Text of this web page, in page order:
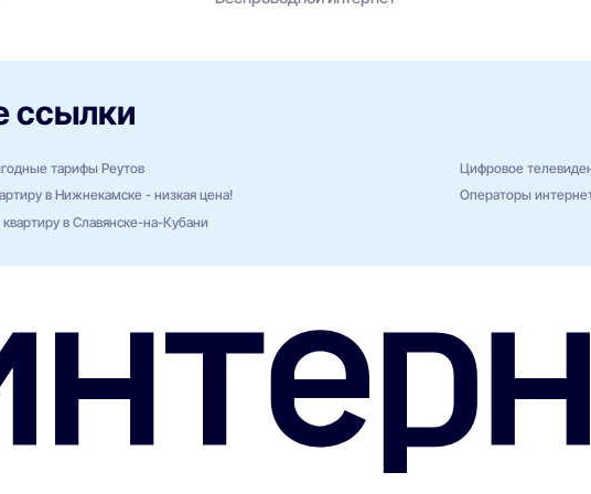
ссылки
тарифы Реутов
Цифровое
в Нижнекамске - низкая цена!
Операторы
в Славянске-на-Кубани